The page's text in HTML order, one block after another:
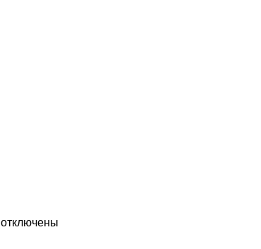
отключены